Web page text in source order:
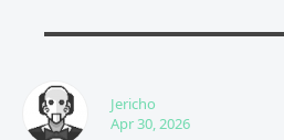
Jericho
Apr 30, 2026